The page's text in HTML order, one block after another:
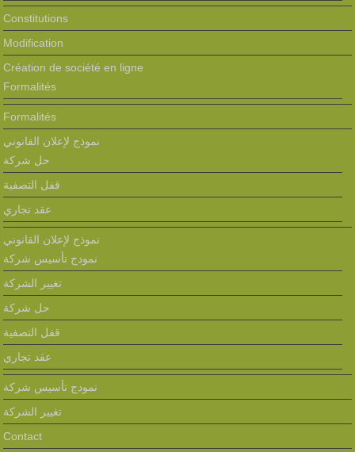
Constitutions
Modification
Création de société en ligne
Formalités
Formalités
نموذج لإعلان القانوني
حل شركة
قفل التصفية
عقد تجاري
نموذج لإعلان القانوني
نمودج تأسيس شركة
تغيير الشركة
حل شركة
قفل التصفية
عقد تجاري
نمودج تأسيس شركة
تغيير الشركة
Contact